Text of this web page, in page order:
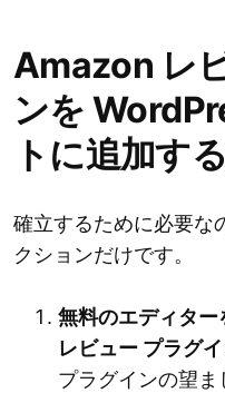
Amazon レ
ンを
トに追加す
確立するために必要な
クションだけです。
無料のエディタ
レビュー プラグ
プラグインの望